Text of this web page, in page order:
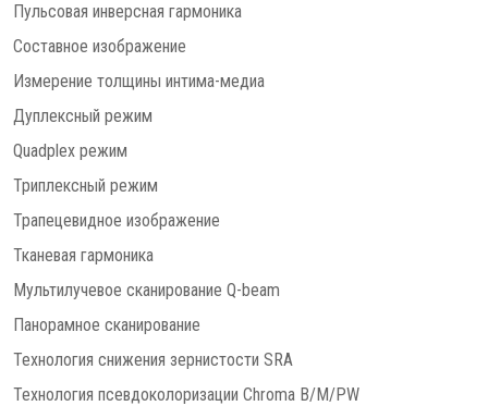
Пульсовая инверсная гармоника
Составное изображение
Измерение толщины интима-медиа
Дуплексный режим
Quadplex режим
Триплексный режим
Трапецевидное изображение
Тканевая гармоника
Мультилучевое сканирование Q-beam
Панорамное сканирование
Технология снижения зернистости SRA
Технология псевдоколоризации Chroma B/M/PW